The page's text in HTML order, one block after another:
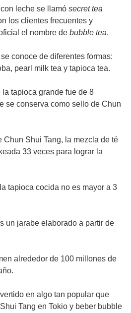
leche se llamó secret tea
los clientes frecuentes y
el nombre de bubble tea.
conoce de diferentes formas:
pearl milk tea y tapioca tea.
tapioca grande fue de 8
se conserva como sello de Chun
Chun Shui Tang, la mezcla de té
33 veces para lograr la
tapioca cocida no es mayor a 3
un jarabe elaborado a partir de
alrededor de 100 millones de
en algo tan popular que
Tang en Tokio y beber bubble